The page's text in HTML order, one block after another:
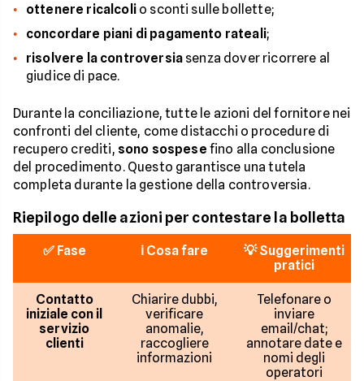
ottenere ricalcolio sconti sulle bollette;
concordare piani di pagamento rateali;
risolvere la controversia senza dover ricorrere al
giudice di pace.
Durante la conciliazione, tutte le azioni del fornitore nei
confronti del cliente, come distacchi o procedure di
recupero crediti, sono sospese fino alla conclusione
del procedimento. Questo garantisce una tutela
completa durante la gestione della controversia.
Riepilogo delle azioni per contestare la bolletta
✅ Fase ℹ️ Cosa fare 💡Suggerimenti
pratici
Contatto
iniziale con il
servizio
clienti
Chiarire dubbi,
verificare
anomalie,
raccogliere
informazioni
Telefonare o
inviare
email/chat;
annotare date e
nomi degli
operatori